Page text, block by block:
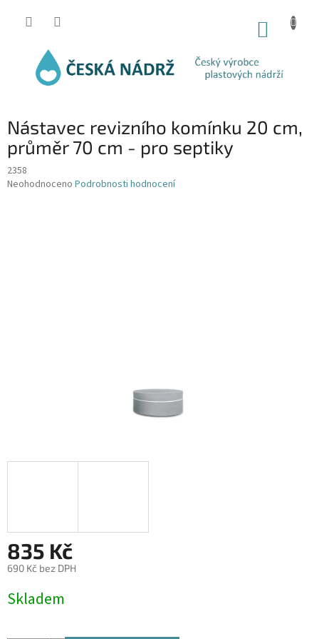
Nástavec revizního komínku 20 cm,
průměr 70 cm - pro septiky
2358
Průměrné
Neohodnoceno Podrobnosti hodnocení
835 Kč
690 Kč bez DPH
cena:
Skladem